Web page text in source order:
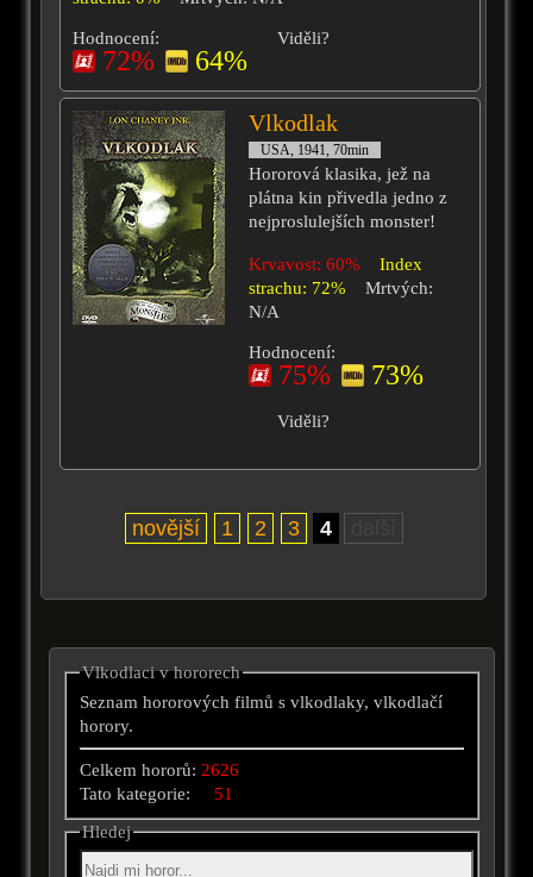
Hodnocení:
72% 64%
Viděli?
Vlkodlak
USA, 1941, 70min
Hororová klasika, jež na
plátna kin přivedla jedno z
nejproslulejších monster!
Krvavost: 60%
Index
strachu: 72%
Mrtvých:
N/A
Hodnocení:
75% 73%
Viděli?
novější 1 2 3 4
Vlkodlaci v hororech
Seznam hororových filmů s vlkodlaky, vlkodlačí
horory.
Celkem hororů:2626
Tato kategorie:51
Hledej